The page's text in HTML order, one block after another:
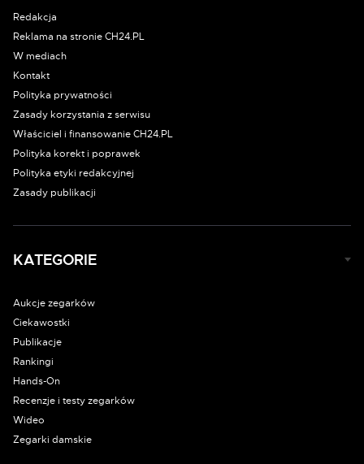
Redakcja
Reklama na stronie CH24.PL
W mediach
Kontakt
Polityka prywatności
Zasady korzystania z serwisu
Właściciel i finansowanie CH24.PL
Polityka korekt i poprawek
Polityka etyki redakcyjnej
Zasady publikacji
KATEGORIE
Aukcje zegarków
Ciekawostki
Publikacje
Rankingi
Hands-On
Recenzje i testy zegarków
Wideo
Zegarki damskie